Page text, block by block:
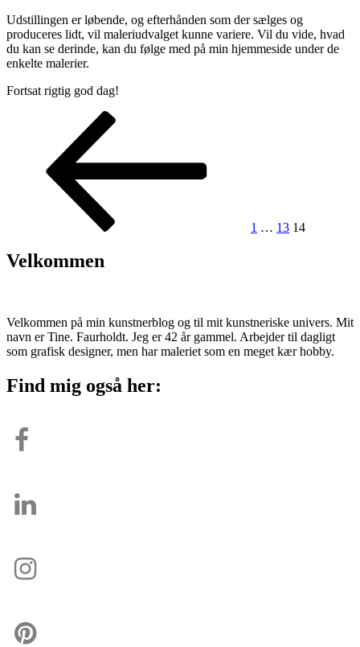
Udstillingen er løbende, og efterhånden som der sælges og
produceres lidt, vil maleriudvalget kunne variere. Vil du vide, hvad
du kan se derinde, kan du følge med på min hjemmeside under de
enkelte malerier.
Fortsat rigtig god dag!
Navigation
indlæg
1 … 13 14
Velkommen
Velkommen på min kunstnerblog og til mit kunstneriske univers. Mit
navn er Tine. Faurholdt. Jeg er 42 år gammel. Arbejder til dagligt
som grafisk designer, men har maleriet som en meget kær hobby.
Find mig også her: